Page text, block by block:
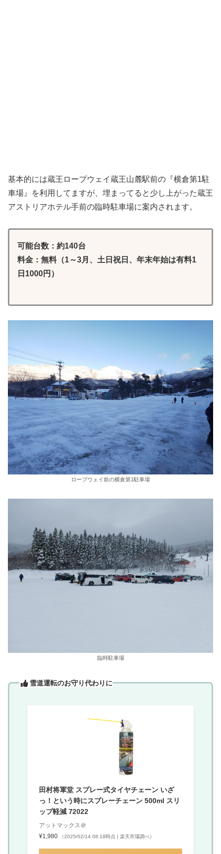
基本的には蔵王ロープウェイ蔵王山麓駅前の『横倉第1駐
車場』を利用してますが、埋まってると少し上がった蔵王
アストリアホテル手前の臨時駐車場に案内されます。
可能台数：約140台
料金：無料（1～3月、土日祝日、年末年始は有料1
日1000円）
ロープウェイ前の横倉第1駐車場
臨時駐車場
雪道運転のお守り代わりに
田村将軍堂 スプレー式タイヤチェーン いざ
っ！という時にスプレーチェーン 500ml スリ
ップ軽減 72022
アットマックス＠
¥1,980
（2025/02/14 08:18時点 | 楽天市場調べ）